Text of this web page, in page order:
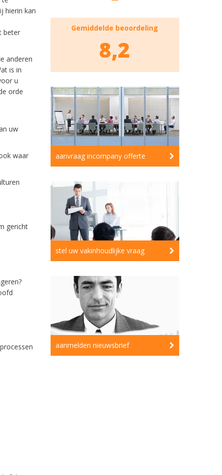
hierin kan
beter
anderen
is in
u
orde
uw
waar
gericht
Gemiddelde beoordeling
8,2
aanvraag incompany offerte
stel uw vakinhoudlijke vraag
aanmelden nieuwsbrief